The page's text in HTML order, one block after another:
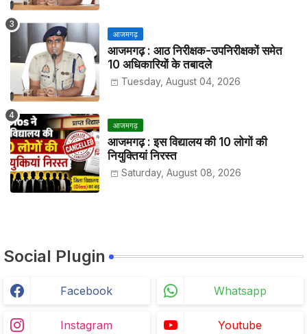
आजमगढ़
आजमगढ़ : आठ निरीक्षक-उपनिरीक्षकों समेत
10 अधिकारियों के तबादले
Tuesday, August 04, 2026
आजमगढ़
आजमगढ़ : इस विद्यालय की 10 लोगों की
नियुक्तियां निरस्त
Saturday, August 08, 2026
Social Plugin
Facebook Whatsapp
Instagram Youtube